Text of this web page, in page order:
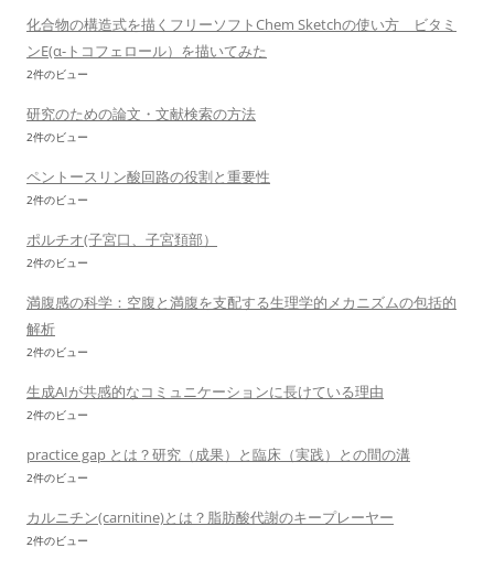
化合物の構造式を描くフリーソフトChem Sketchの使い方 ビタミ
ンE(α-トコフェロール）を描いてみた
2件のビュー
研究のための論文・文献検索の方法
2件のビュー
ペントースリン酸回路の役割と重要性
2件のビュー
ポルチオ(子宮口、子宮頚部）
2件のビュー
満腹感の科学：空腹と満腹を支配する生理学的メカニズムの包括的
解析
2件のビュー
生成AIが共感的なコミュニケーションに長けている理由
2件のビュー
practice gap とは？研究（成果）と臨床（実践）との間の溝
2件のビュー
カルニチン(carnitine)とは？脂肪酸代謝のキープレーヤー
2件のビュー